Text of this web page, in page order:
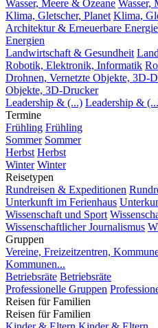
Wasser, Meere & Ozeane Wasser,
Klima, Gletscher, Planet Klima,
Architektur & Erneuerbare
Energien
Landwirtschaft & Gesundheit
Robotik, Elektronik, Informatik
Drohnen, Vernetzte Objekte, 3D-
Objekte, 3D-Drucker
Leadership & (...) Leadership &
Termine
Frühling Frühling
Sommer Sommer
Herbst Herbst
Winter Winter
Reisetypen
Rundreisen & Expeditionen
Unterkunft im Ferienhaus
Wissenschaft und Sport
Wissenschaftlicher Journalismus
Gruppen
Vereine, Freizeitzentren,
Kommunen...
Betriebsräte Betriebsräte
Professionelle Gruppen
Reisen für Familien
Reisen für Familien